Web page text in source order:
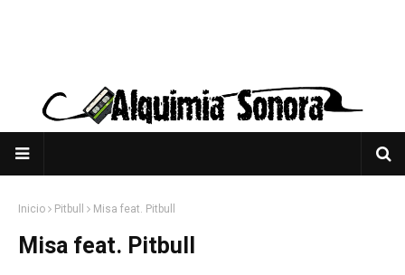
Inicio Pitbull Misa feat. Pitbull
Misa feat. Pitbull